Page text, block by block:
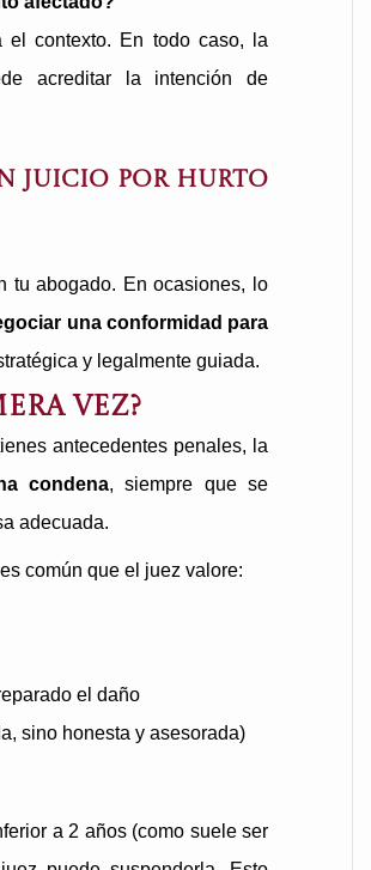
el contexto. En todo caso, la
acreditar la intención de
juicio por hurto
tu abogado. En ocasiones, lo
una conformidad para
y legalmente guiada.
vez?
antecedentes penales, la
condena, siempre que se
adecuada.
común que el juez valore:
el daño
sino honesta y asesorada)
a 2 años (como suele ser